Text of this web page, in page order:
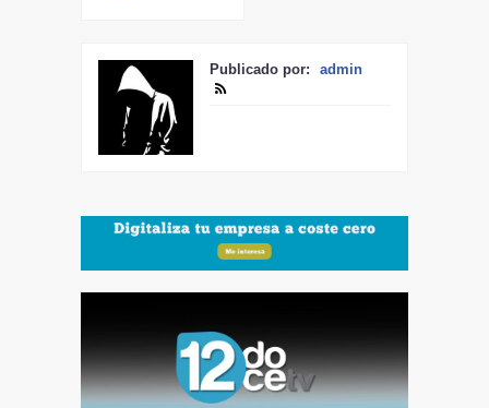
Publicado por: admin